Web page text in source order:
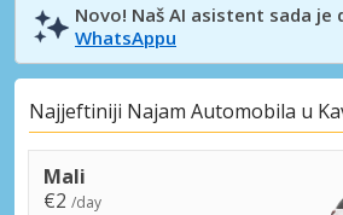
Novo! Naš AI asistent sada je
WhatsAppu
Najjeftiniji Najam Automobila u
Mali
€2 /day